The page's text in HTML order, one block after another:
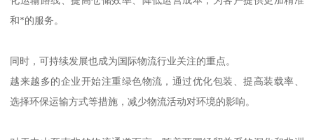
和*的服务。
同时，可持续发展也成为国际物流行业关注的重点。
越来越多的企业开始注重绿色物流，通过优化包装、提高装载率、
选择环保运输方式等措施，减少物流活动对环境的影响。